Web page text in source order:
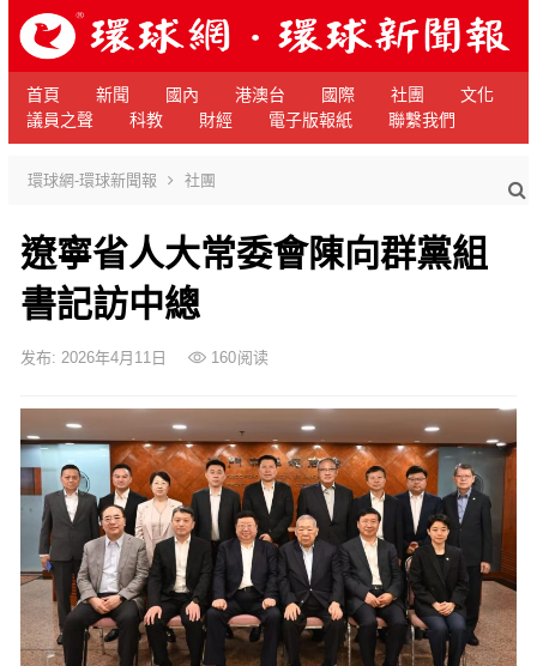
首頁 新聞 國內 港澳台 國際 社團
文化
議員之聲
科教 財經 電子版報紙 聯繫我們
環球網-環球新聞報 社團
遼寧省人大常委會陳向群黨組
書記訪中總
发布: 2026年4月11日 160阅读